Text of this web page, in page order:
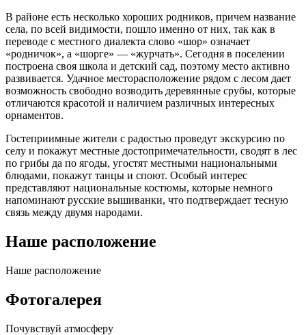
В районе есть несколько хороших родников, причем название
села, по всей видимости, пошло именно от них, так как в
переводе с местного диалекта слово «шор» означает
«родничок», а «шорге» — «журчать». Сегодня в поселении
построена своя школа и детский сад, поэтому место активно
развивается. Удачное месторасположение рядом с лесом дает
возможность свободно возводить деревянные срубы, которые
отличаются красотой и наличием различных интересных
орнаментов.
Гостеприимные жители с радостью проведут экскурсию по
селу и покажут местные достопримечательности, сводят в лес
по грибы да по ягоды, угостят местными национальными
блюдами, покажут танцы и споют. Особый интерес
представляют национальные костюмы, которые немного
напоминают русские вышиванки, что подтверждает тесную
связь между двумя народами.
Наше расположение
Наше расположение
Фотогалерея
Почувствуй атмосферу